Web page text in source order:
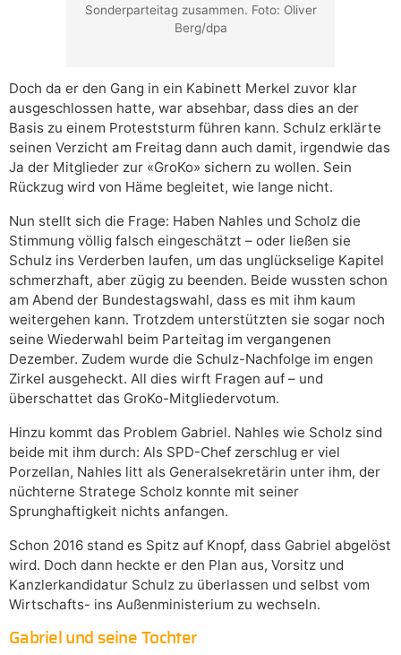
Sonderparteitag zusammen. Foto: Oliver
Berg/dpa
Doch da er den Gang in ein Kabinett Merkel zuvor klar
ausgeschlossen hatte, war absehbar, dass dies an der
Basis zu einem Proteststurm führen kann. Schulz erklärte
seinen Verzicht am Freitag dann auch damit, irgendwie das
Ja der Mitglieder zur «GroKo» sichern zu wollen. Sein
Rückzug wird von Häme begleitet, wie lange nicht.
Nun stellt sich die Frage: Haben Nahles und Scholz die
Stimmung völlig falsch eingeschätzt – oder ließen sie
Schulz ins Verderben laufen, um das unglückselige Kapitel
schmerzhaft, aber zügig zu beenden. Beide wussten schon
am Abend der Bundestagswahl, dass es mit ihm kaum
weitergehen kann. Trotzdem unterstützten sie sogar noch
seine Wiederwahl beim Parteitag im vergangenen
Dezember. Zudem wurde die Schulz-Nachfolge im engen
Zirkel ausgeheckt. All dies wirft Fragen auf – und
überschattet das GroKo-Mitgliedervotum.
Hinzu kommt das Problem Gabriel. Nahles wie Scholz sind
beide mit ihm durch: Als SPD-Chef zerschlug er viel
Porzellan, Nahles litt als Generalsekretärin unter ihm, der
nüchterne Stratege Scholz konnte mit seiner
Sprunghaftigkeit nichts anfangen.
Schon 2016 stand es Spitz auf Knopf, dass Gabriel abgelöst
wird. Doch dann heckte er den Plan aus, Vorsitz und
Kanzlerkandidatur Schulz zu überlassen und selbst vom
Wirtschafts- ins Außenministerium zu wechseln.
Gabriel und seine Tochter